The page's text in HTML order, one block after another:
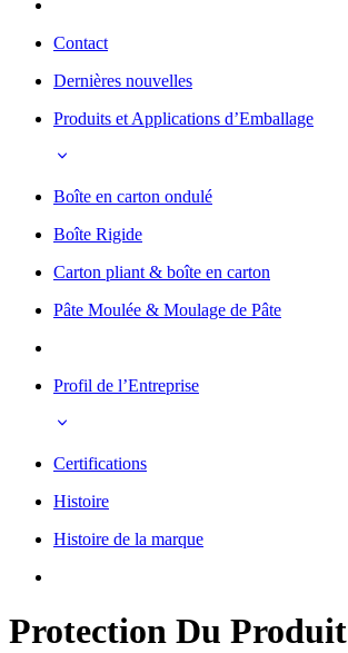
Contact
Dernières nouvelles
Produits et Applications d’Emballage
Boîte en carton ondulé
Boîte Rigide
Carton pliant & boîte en carton
Pâte Moulée & Moulage de Pâte
Profil de l’Entreprise
Certifications
Histoire
Histoire de la marque
Protection Du Produit